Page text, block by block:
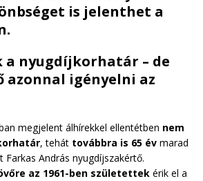
is jelenthet a
a nyugdíjkorhatár – de
azonnal igényelni az
megjelent álhírekkel ellentétben nem
, tehát továbbra is 65 év marad
Farkas András nyugdíjszakértő.
az 1961-ben születettek érik el a